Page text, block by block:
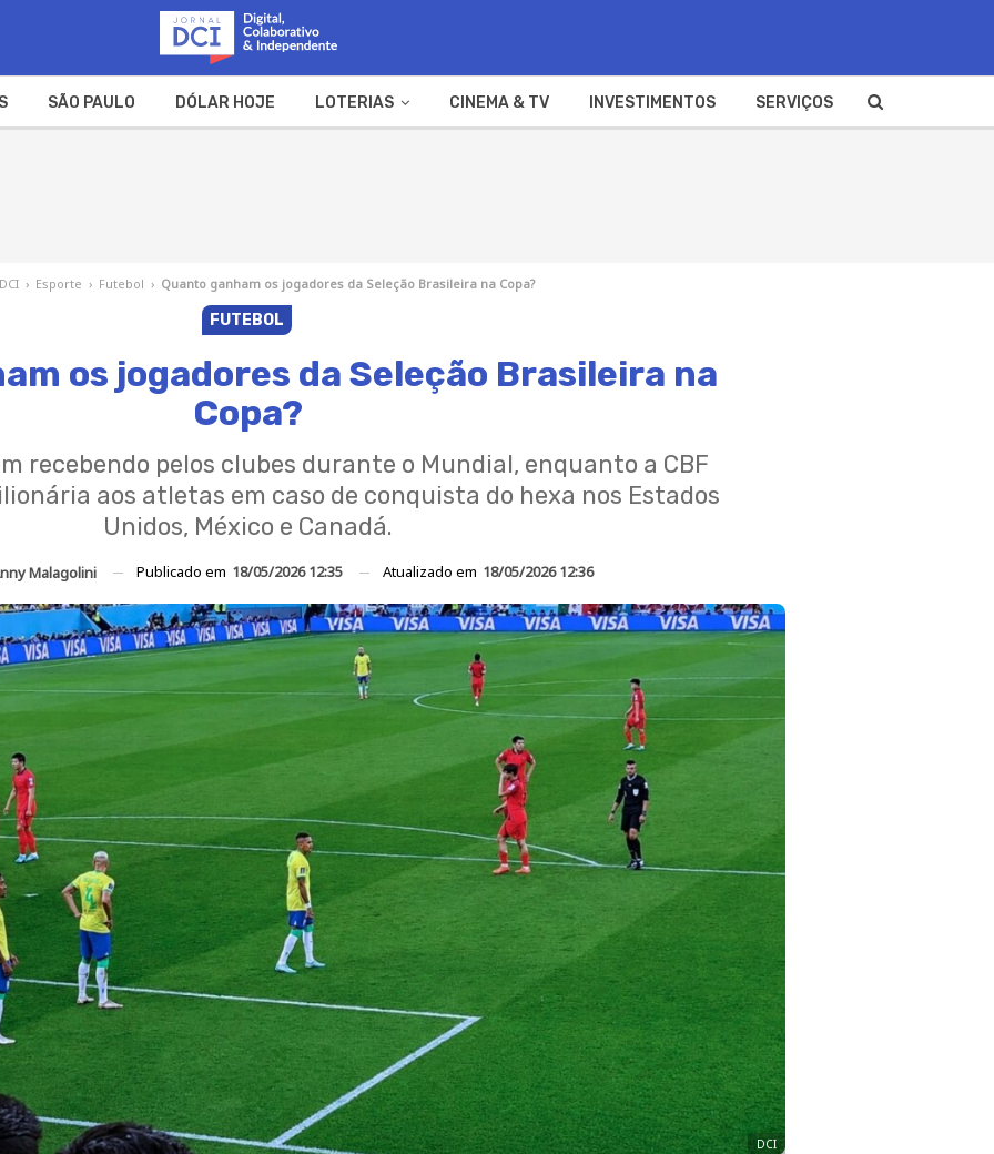
SÃO PAULO DÓLAR HOJE LOTERIAS CINEMA & TV INVESTIMENTOS SERVIÇOS
› Esporte › Futebol › Quanto ganham os jogadores da Seleção Brasileira na Copa?
FUTEBOL
os jogadores da Seleção Brasileira na
Copa?
recebendo pelos clubes durante o Mundial, enquanto a CBF
aos atletas em caso de conquista do hexa nos Estados
Unidos, México e Canadá.
Malagolini Publicado em 18/05/2026 12:35 Atualizado em 18/05/2026 12:36
DCI